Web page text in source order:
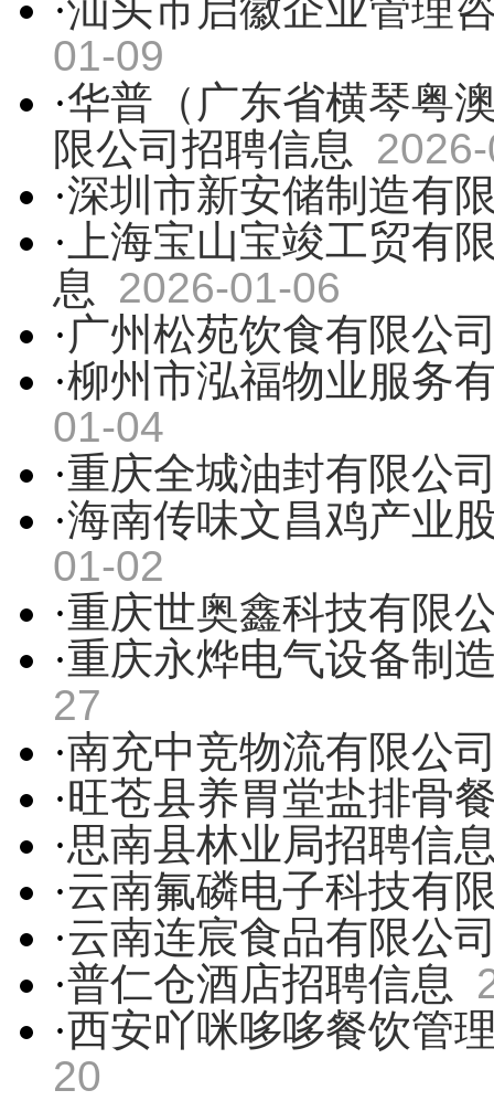
01-09
·华普（广东省横琴粤
限公司招聘信息
·深圳市新安储制造有
· 上海宝山宝竣工贸有
息 2026-01-06
·广州松苑饮食有限公
·柳州市泓福物业服务
01-04
·重庆全城油封有限公
·海南传味文昌鸡产业
01-02
·重庆世奥鑫科技有限
·重庆永烨电气设备制
27
·南充中竞物流有限公
·旺苍县养胃堂盐排骨
·思南县林业局招聘信
·云南氟磷电子科技有
·云南连宸食品有限公
·普仁仓酒店招聘信息
·西安吖咪哆哆餐饮管
20